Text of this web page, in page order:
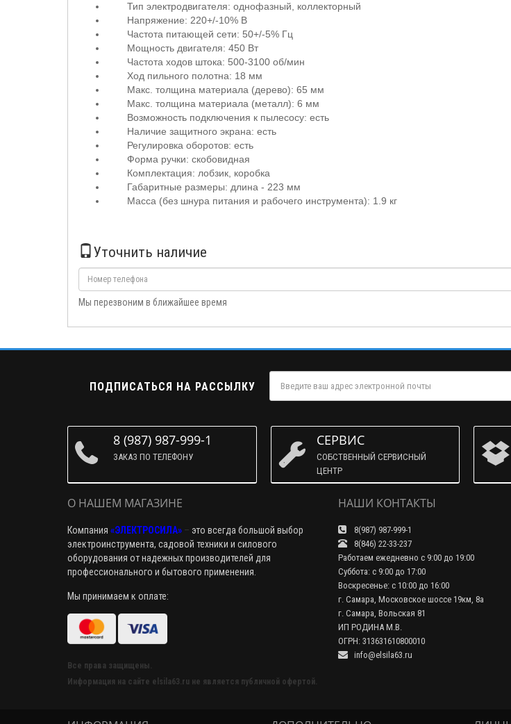
Тип электродвигателя: однофазный, коллекторный
Напряжение: 220+/-10% В
Частота питающей сети: 50+/-5% Гц
Мощность двигателя: 450 Вт
Частота ходов штока: 500-3100 об/мин
Ход пильного полотна: 18 мм
Макс. толщина материала (дерево): 65 мм
Макс. толщина материала (металл): 6 мм
Возможность подключения к пылесосу: есть
Наличие защитного экрана: есть
Регулировка оборотов: есть
Форма ручки: скобовидная
Комплектация: лобзик, коробка
Габаритные размеры: длина - 223 мм
Масса (без шнура питания и рабочего инструмента): 1.9 кг
Уточнить наличие
Мы перезвоним в ближайшее время
ПОДПИСАТЬСЯ НА РАССЫЛКУ
8 (987) 987-999-1
ЗАКАЗ ПО ТЕЛЕФОНУ
СЕРВИС
СОБСТВЕННЫЙ СЕРВИСНЫЙ
ЦЕНТР
О НАШЕМ МАГАЗИНЕ
Компания «ЭЛЕКТРОСИЛА» – это всегда большой выбор
электроинструмента, садовой техники и силового
оборудования от надежных производителей для
профессионального и бытового применения.
Мы принимаем к оплате:
Все права защищены.
Информация на сайте elsila63.ru не является публичной офертой.
НАШИ КОНТАКТЫ
8(987) 987-999-1
8(846) 22-33-237
Работаем ежедневно с 9:00 до 19:00
Суббота: с 9:00 до 17:00
Воскресенье: с 10:00 до 16:00
г. Самара, Московское шоссе 19км, 8а
г. Самара, Вольская 81
ИП РОДИНА М.В.
ОГРН: 313631610800010
info@elsila63.ru